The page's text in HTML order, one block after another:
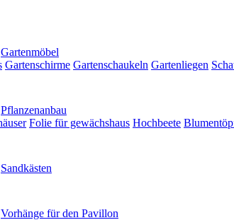
Gartenmöbel
Gartenschirme Gartenschaukeln Gartenliegen
Pflanzenanbau
Folie für gewächshaus Hochbeete
Sandkästen
Vorhänge für den Pavillon